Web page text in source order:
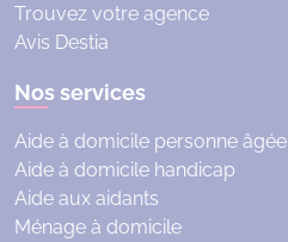
Trouvez votre agence
Avis Destia
Nos services
Aide à domicile personne âgée
Aide à domicile handicap
Aide aux aidants
Ménage à domicile